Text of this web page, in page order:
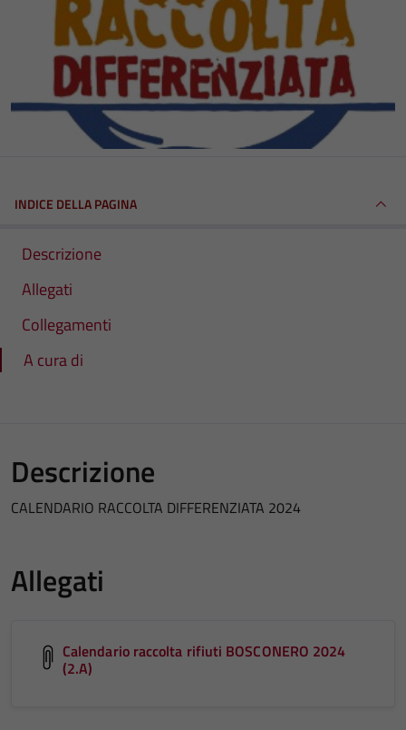
INDICE DELLA PAGINA
Descrizione
Allegati
Collegamenti
A cura di
Descrizione
CALENDARIO RACCOLTA DIFFERENZIATA 2024
Allegati
Calendario raccolta rifiuti BOSCONERO 2024
(2.A)